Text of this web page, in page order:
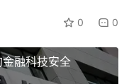
0 0
融科技安全